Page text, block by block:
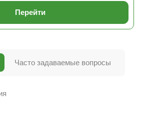
Перейти
Часто задаваемые вопросы